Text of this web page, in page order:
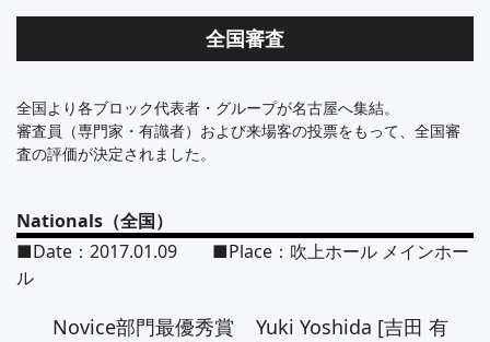
全国審査
全国より各ブロック代表者・グループが名古屋へ集結。
審査員（専門家・有識者）および来場客の投票をもって、全国審
査の評価が決定されました。
Nationals（全国）
■Date：2017.01.09 ■Place：吹上ホール メインホー
ル
Novice部門最優秀賞
Yuki Yoshida [吉田 有